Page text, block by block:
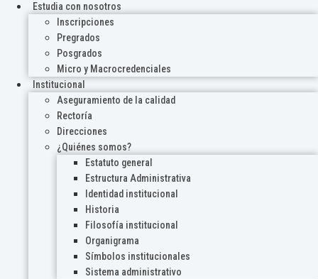
Estudia con nosotros
Inscripciones
Pregrados
Posgrados
Micro y Macrocredenciales
Institucional
Aseguramiento de la calidad
Rectoría
Direcciones
¿Quiénes somos?
Estatuto general
Estructura Administrativa
Identidad institucional
Historia
Filosofía institucional
Organigrama
Símbolos institucionales
Sistema administrativo